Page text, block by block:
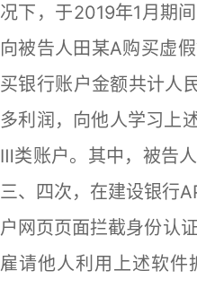
况下，于2019年1月期
向被告人田某A购买虚
买银行账户金额共计人
多利润，向他人学习上
Ⅲ类账户。其中，被告
三、四次，在建设银行
户网页页面拦截身份认
雇请他人利用上述软